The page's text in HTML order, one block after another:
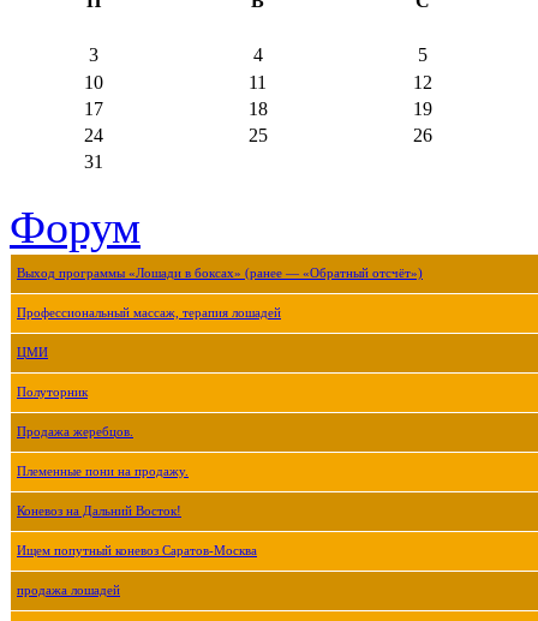
3 4
5
10
11
12
17
18
19
24
25
26
31
Форум
Выход программы «Лошади в боксах» (ранее — «Обратный отсчёт»)
Профессиональный массаж, терапия лошадей
ЦМИ
Полуторник
Продажа жеребцов.
Племенные пони на продажу.
Коневоз на Дальний Восток!
Ищем попутный коневоз Саратов-Москва
продажа лошадей